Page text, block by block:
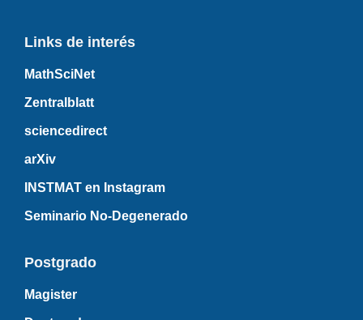
Links de interés
MathSciNet
Zentralblatt
sciencedirect
arXiv
INSTMAT en Instagram
Seminario No-Degenerado
Postgrado
Magister